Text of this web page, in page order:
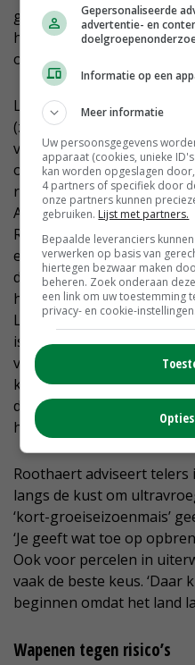
gezaaid worden omdat ze
hebben. Daarom leveren
overzaaien het beste
Limagrain onderscheidt
(zeer) vroege rassen.
vanwege de
oosten favoriet zijn:
rassen tonnen, maar dat is
Als voorbeeld noemt hij LG
Rassenlijst 2022 in het
een opbrengst van bijna
die opbrengst kan het
het middenvroege
Limagrain in het segment
is het meest gezaaide ras
veel van het nog in
kandidaat voor Rassenlijst
de volgende doorbraak
hectare’.
Roothaert adviseert
langs de kust om
‘kort-groeiseizoenmais’
‘Je geeft wat toe op
Ook voor percelen in
vaak de beste keus. ‘Daar
beginnen omdat het land
Wapenen tegen risico’s
Gepersonaliseerde
advertentie- en
Informatie op een
Meer informatie
Uw persoonsgegevens
apparaat (cookies, unieke
kan worden opgeslagen
4 partners of specifiek door
onze partners kunnen
gebruiken. Lijst met partners.
Bepaalde leveranciers
verwerken op basis van
hiertegen bezwaar maken
beheren. Zoek onderaan
een link om uw toestemming
privacy- en cookie-instellingen.